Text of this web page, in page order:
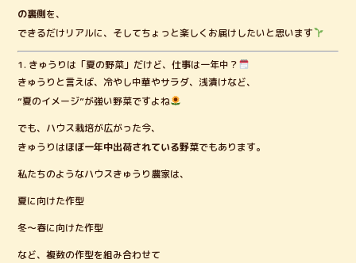
の裏側を、
できるだけリアルに、そしてちょっと楽しくお届けしたいと思います
1. きゅうりは「夏の野菜」だけど、仕事は一年中？
きゅうりと言えば、冷やし中華やサラダ、浅漬けなど、
“夏のイメージ”が強い野菜ですよね
でも、ハウス栽培が広がった今、
きゅうりはほぼ一年中出荷されている野菜でもあります。
私たちのようなハウスきゅうり農家は、
夏に向けた作型
冬〜春に向けた作型
など、複数の作型を組み合わせて